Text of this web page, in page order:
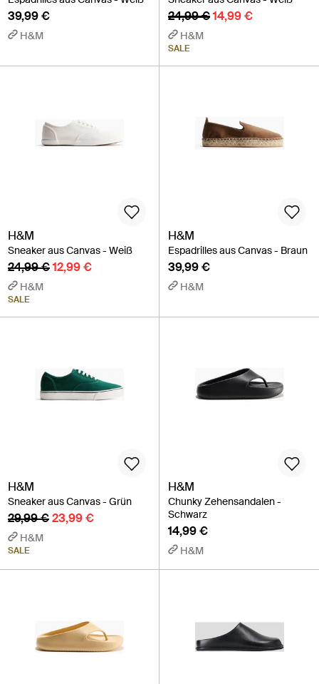
39,99 €
H&M
24,99 €14,99 €
H&M
SALE
H&M
Sneaker aus Canvas - Weiß
24,99 €12,99 €
H&M
SALE
H&M
Espadrilles aus Canvas - Braun
39,99 €
H&M
H&M
Sneaker aus Canvas - Grün
29,99 €23,99 €
H&M
SALE
H&M
Chunky Zehensandalen -
Schwarz
14,99 €
H&M